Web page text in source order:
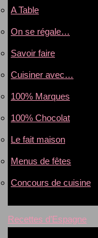
A Table
On se régale…
Savoir faire
Cuisiner avec…
100% Marques
100% Chocolat
Le fait maison
Menus de fêtes
Concours de cuisine
Recettes d’Espagne